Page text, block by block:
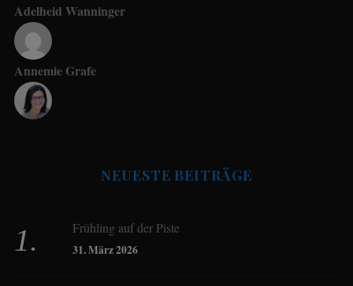
Adelheid Wanninger
Annemie Grafe
Birgit Werner
NEUESTE BEITRÄGE
Frühling auf der Piste
31. März 2026